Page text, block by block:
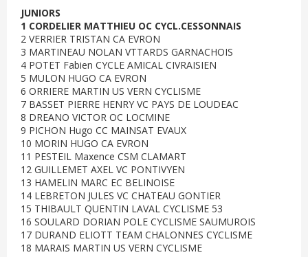
JUNIORS
1 CORDELIER MATTHIEU OC CYCL.CESSONNAIS
2 VERRIER TRISTAN CA EVRON
3 MARTINEAU NOLAN VTTARDS GARNACHOIS
4 POTET Fabien CYCLE AMICAL CIVRAISIEN
5 MULON HUGO CA EVRON
6 ORRIERE MARTIN US VERN CYCLISME
7 BASSET PIERRE HENRY VC PAYS DE LOUDEAC
8 DREANO VICTOR OC LOCMINE
9 PICHON Hugo CC MAINSAT EVAUX
10 MORIN HUGO CA EVRON
11 PESTEIL Maxence CSM CLAMART
12 GUILLEMET AXEL VC PONTIVYEN
13 HAMELIN MARC EC BELINOISE
14 LEBRETON JULES VC CHATEAU GONTIER
15 THIBAULT QUENTIN LAVAL CYCLISME 53
16 SOULARD DORIAN POLE CYCLISME SAUMUROIS
17 DURAND ELIOTT TEAM CHALONNES CYCLISME
18 MARAIS MARTIN US VERN CYCLISME